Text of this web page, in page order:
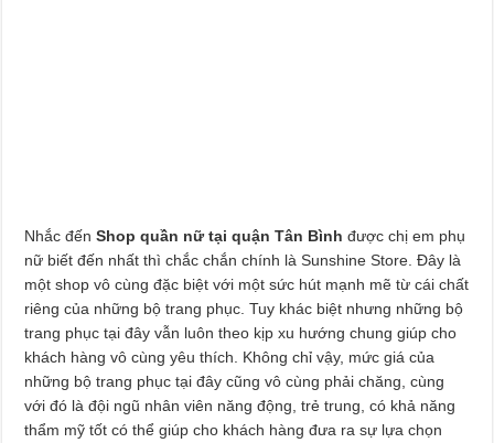
Nhắc đếnShop quần nữ tại quận Tân Bình được chị em phụ
nữ biết đến nhất thì chắc chắn chính là Sunshine Store. Đây là
một shop vô cùng đặc biệt với một sức hút mạnh mẽ từ cái chất
riêng của những bộ trang phục. Tuy khác biệt nhưng những bộ
trang phục tại đây vẫn luôn theo kịp xu hướng chung giúp cho
khách hàng vô cùng yêu thích. Không chỉ vậy, mức giá của
những bộ trang phục tại đây cũng vô cùng phải chăng, cùng
với đó là đội ngũ nhân viên năng động, trẻ trung, có khả năng
thẩm mỹ tốt có thể giúp cho khách hàng đưa ra sự lựa chọn